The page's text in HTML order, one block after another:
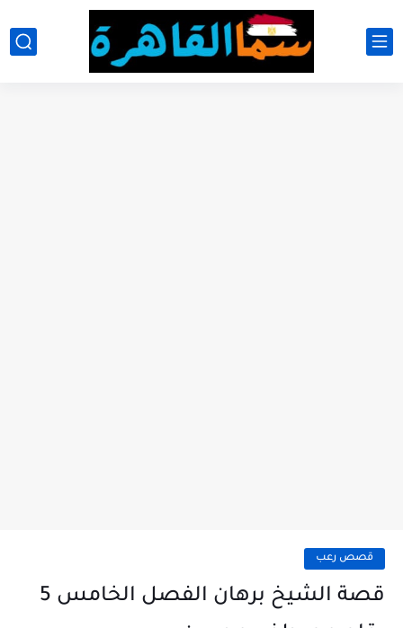
قصص رعب
قصة الشيخ برهان الفصل الخامس 5